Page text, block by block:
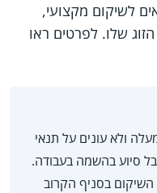
לשיקום מקצועי,
שלו. לפרטים ראו
נכות ומעלה ולא עונים על תנאי
סיוע בהשמה בעבודה.
בסניף הקרוב